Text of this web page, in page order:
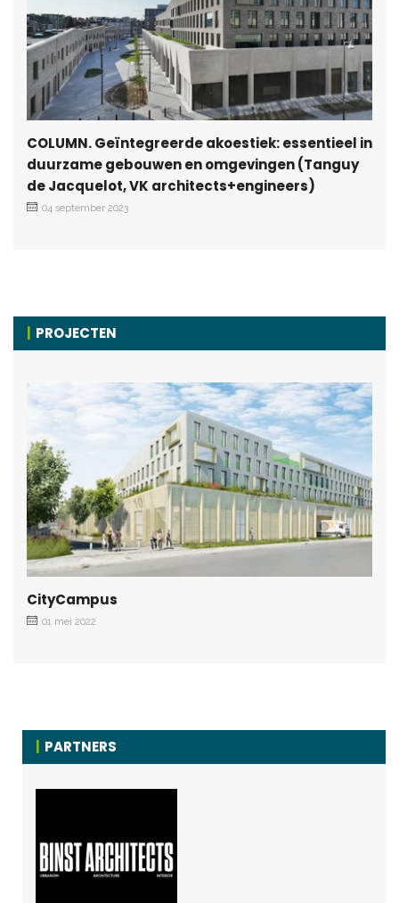
COLUMN. Geïntegreerde akoestiek: essentieel in
duurzame gebouwen en omgevingen (Tanguy
de Jacquelot, VK architects+engineers)
04 september 2023
PROJECTEN
CityCampus
01 mei 2022
PARTNERS